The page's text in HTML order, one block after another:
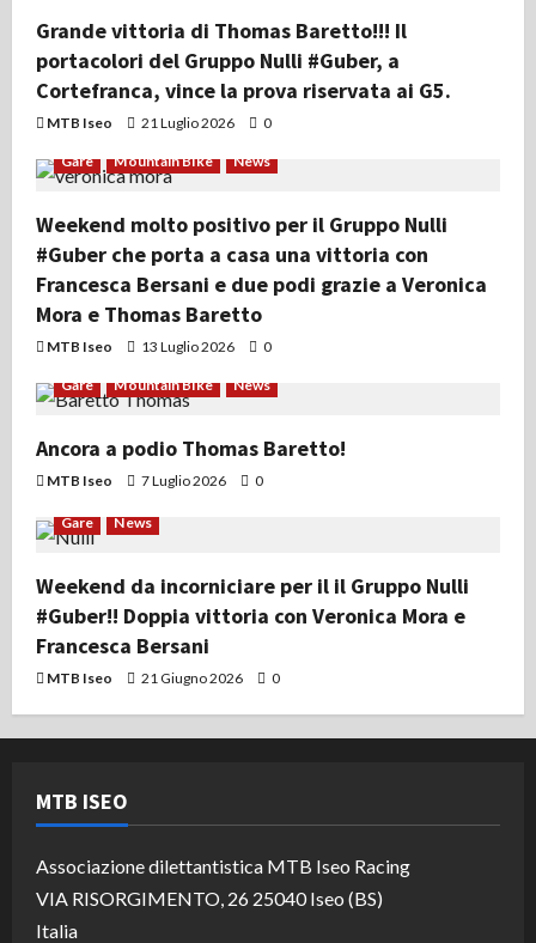
Grande vittoria di Thomas Baretto!!! Il
portacolori del Gruppo Nulli #Guber, a
Cortefranca, vince la prova riservata ai G5.
MTB Iseo 21 Luglio 2026 0
Gare Mountain Bike News
Weekend molto positivo per il Gruppo Nulli
#Guber che porta a casa una vittoria con
Francesca Bersani e due podi grazie a Veronica
Mora e Thomas Baretto
MTB Iseo 13 Luglio 2026 0
Gare Mountain Bike News
Ancora a podio Thomas Baretto!
MTB Iseo 7 Luglio 2026 0
Gare News
Weekend da incorniciare per il il Gruppo Nulli
#Guber!! Doppia vittoria con Veronica Mora e
Francesca Bersani
MTB Iseo 21 Giugno 2026 0
MTB ISEO
Associazione dilettantistica MTB Iseo Racing
VIA RISORGIMENTO, 26 25040 Iseo (BS)
Italia